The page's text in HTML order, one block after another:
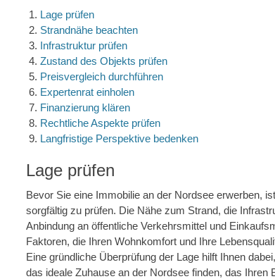
Lage prüfen
Strandnähe beachten
Infrastruktur prüfen
Zustand des Objekts prüfen
Preisvergleich durchführen
Expertenrat einholen
Finanzierung klären
Rechtliche Aspekte prüfen
Langfristige Perspektive bedenken
Lage prüfen
Bevor Sie eine Immobilie an der Nordsee erwerben,
sorgfältig zu prüfen. Die Nähe zum Strand, die
Anbindung an öffentliche Verkehrsmittel und
Faktoren, die Ihren Wohnkomfort und Ihre
Eine gründliche Überprüfung der Lage hilft Ihnen
das ideale Zuhause an der Nordsee finden, das Ihren